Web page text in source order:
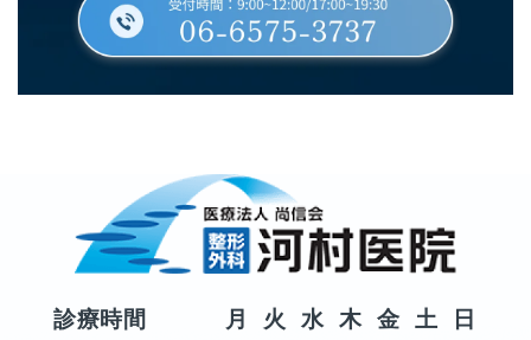
診療時間 月 火 水 木 金 土
日